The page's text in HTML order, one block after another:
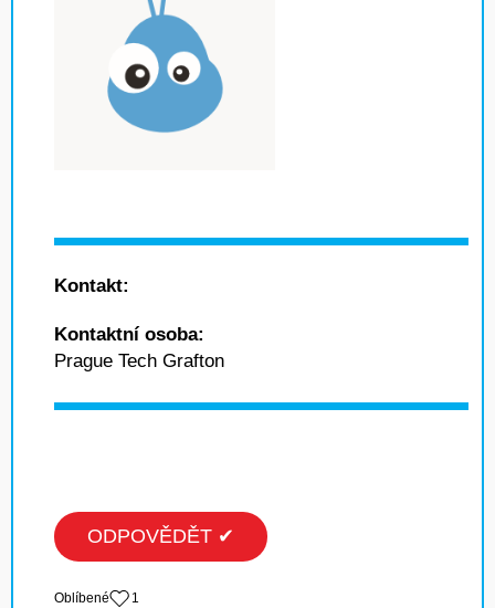
Kontakt:
Kontaktní osoba:
Prague Tech Grafton
ODPOVĚDĚT ✔
Oblíbené 1